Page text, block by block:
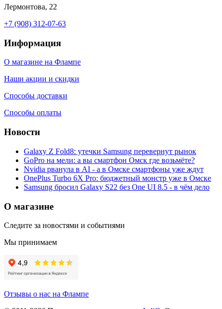
Лермонтова, 22
+7 (908) 312-07-63
Информация
О магазине на Флампе
Наши акции и скидки
Способы доставки
Способы оплаты
Новости
Galaxy Z Fold8: утечки Samsung перевернут рынок
GoPro на мели: а вы смартфон Омск где возьмёте?
Nvidia рванула в AI - а в Омске смартфоны уже ждут
OnePlus Turbo 6X Pro: бюджетный монстр уже в Омске
Samsung бросил Galaxy S22 без One UI 8.5 - в чём дело
О магазине
Следите за новостями и событиями
Мы принимаем
Отзывы о нас на Флампе